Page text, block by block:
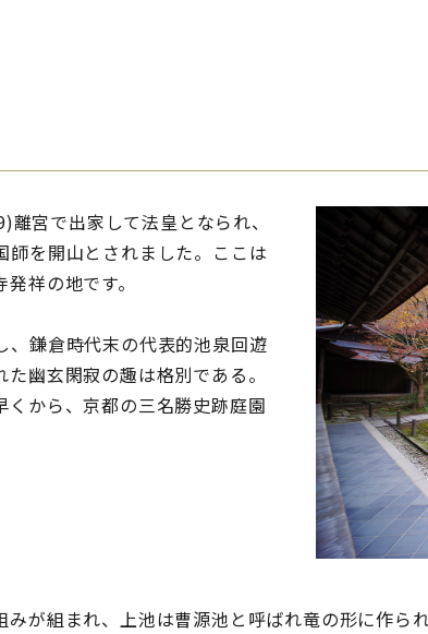
宮で出家して法皇となられ、
を開山とされました。ここは
祥の地です。
鎌倉時代末の代表的池泉回遊
幽玄閑寂の趣は格別である。
から、京都の三名勝史跡庭園
が組まれ、上池は曹源池と呼ばれ竜の形に作ら